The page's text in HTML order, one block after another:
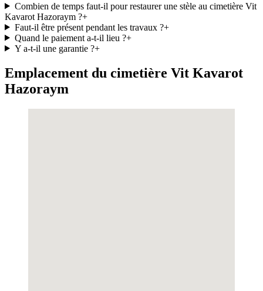
Combien de temps faut-il pour restaurer une stèle au cimetière Vit
Kavarot Hazoraym ?+
Faut-il être présent pendant les travaux ?+
Quand le paiement a-t-il lieu ?+
Y a-t-il une garantie ?+
Emplacement du cimetière Vit Kavarot
Hazoraym